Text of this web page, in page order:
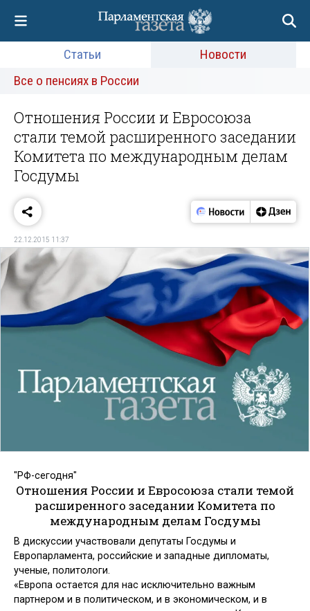
Статьи
Новости
Все о пенсиях в России
Отношения России и Евросоюза
стали темой расширенного заседании
Комитета по международным делам
Госдумы
22.12.2015 11:37
"РФ-сегодня"
Отношения России и Евросоюза стали темой
расширенного заседании Комитета по
международным делам Госдумы
В дискуссии участвовали депутаты Госдумы и
Европарламента, российские и западные дипломаты,
ученые, политологи.
«Европа остается для нас исключительно важным
партнером и в политическом, и в экономическом, и в